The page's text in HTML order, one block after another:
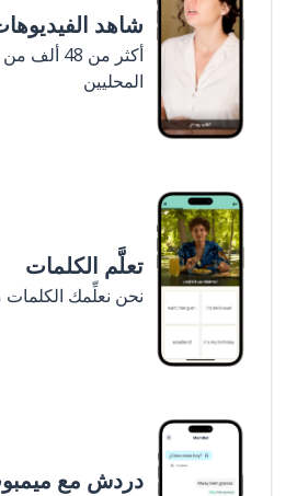
شاهد
أكثر من 48
المحليين
تعلَّم الكلمات
نحن نعلِّمك الكلمات
دردش مع